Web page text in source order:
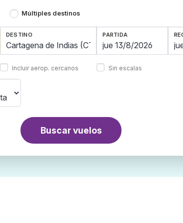
Múltiples destinos
DESTINO
Incluir aerop. cercanos
PARTIDA
Sin escalas
Buscar vuelos